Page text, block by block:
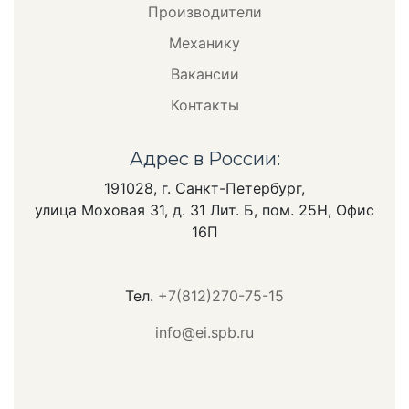
Производители
Механику
Вакансии
Контакты
Адрес в России:
191028, г. Санкт-Петербург,
улица Моховая 31, д. 31 Лит. Б, пом. 25Н, Офис
16П
Тел. +7(812)270-75-15
info@ei.spb.ru